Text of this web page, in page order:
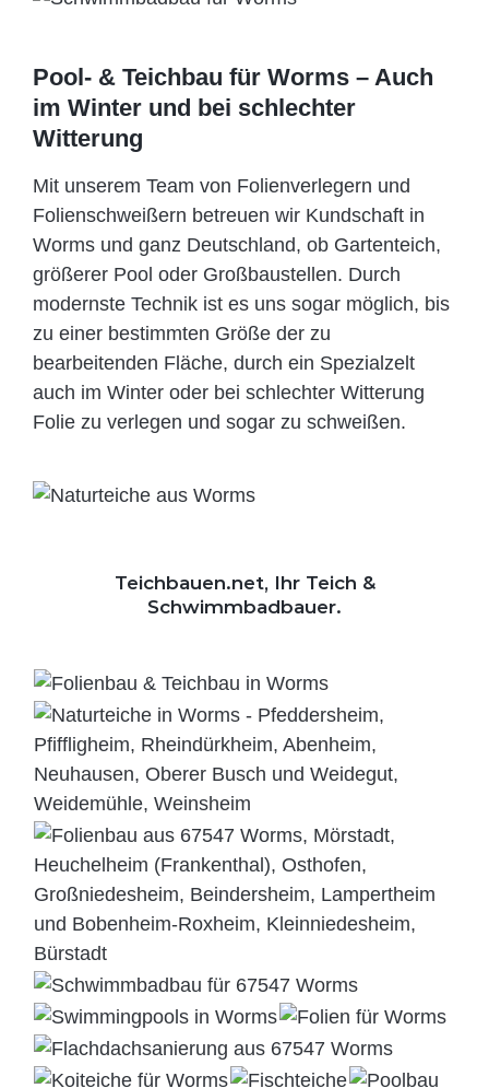
Pool- & Teichbau für Worms – Auch
im Winter und bei schlechter
Witterung
Mit unserem Team von Folienverlegern und
Folien­schweißern betreuen wir Kundschaft in
Worms und ganz Deutschland, ob Gartenteich,
größerer Pool oder Großbaustellen. Durch
modernste Technik ist es uns sogar möglich, bis
zu einer bestimmten Größe der zu
bearbeitenden Fläche, durch ein Spezi­alzelt
auch im Winter oder bei schlechter Witterung
Folie zu verlegen und sogar zu schweißen.
Teichbauen.net, Ihr Teich &
Schwimmbadbauer.